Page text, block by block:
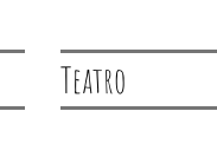
Teatro